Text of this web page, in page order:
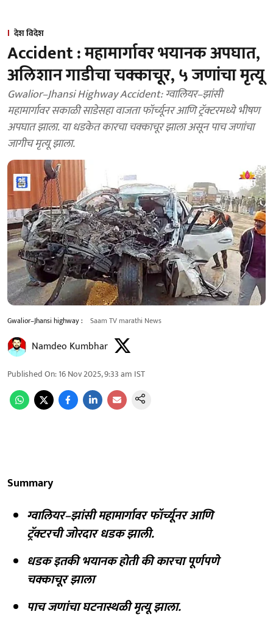
देश विदेश
Accident : महामार्गावर भयानक अपघात,
अलिशान गाडीचा चक्काचूर, ५ जणांचा मृत्यू
Gwalior–Jhansi Highway Accident: ग्वालियर–झांसी
महामार्गावर सकाळी साडेसहा वाजता फॉर्च्यूनर आणि ट्रॅक्टरमध्ये भीषण
अपघात झाला. या धडकेत कारचा चक्काचूर झाला असून पाच जणांचा
जागीच मृत्यू झाला.
Gwalior–Jhansi highway : Saam TV marathi News
Namdeo Kumbhar
Published On:16 Nov 2025, 9:33 am IST
Summary
ग्वालियर–झांसी महामार्गावर फॉर्च्यूनर आणि
ट्रॅक्टरची जोरदार धडक झाली.
धडक इतकी भयानक होती की कारचा पूर्णपणे
चक्काचूर झाला
पाच जणांचा घटनास्थळी मृत्यू झाला.